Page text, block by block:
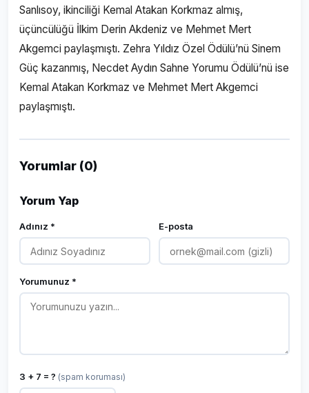
Sanlısoy, ikinciliği Kemal Atakan Korkmaz almış,
üçüncülüğü İlkim Derin Akdeniz ve Mehmet Mert
Akgemci paylaşmıştı. Zehra Yıldız Özel Ödülü’nü Sinem
Güç kazanmış, Necdet Aydın Sahne Yorumu Ödülü’nü ise
Kemal Atakan Korkmaz ve Mehmet Mert Akgemci
paylaşmıştı.
Yorumlar (0)
Yorum Yap
Adınız * E-posta
Yorumunuz *
3 + 7 = ? (spam koruması)